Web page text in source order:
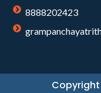
8888202423
Copyright